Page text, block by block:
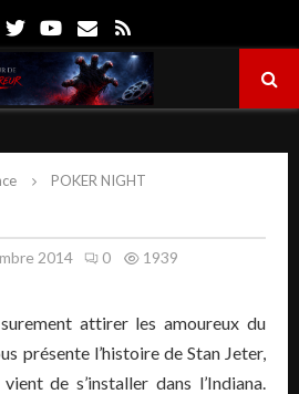
FacebookTwitterYoutube
Email
POKER NIGHT
2014 0 1939
attirer les amoureux du
présente l’histoire de Stan Jeter,
de s’installer dans l’Indiana.